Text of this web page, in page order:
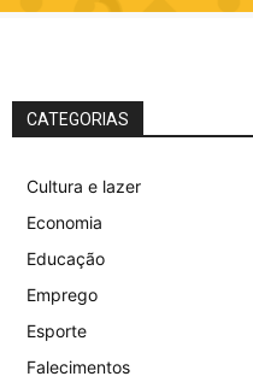
CATEGORIAS
Cultura e lazer
Economia
Educação
Emprego
Esporte
Falecimentos